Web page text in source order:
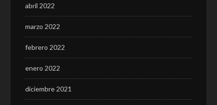
abril 2022
marzo 2022
febrero 2022
enero 2022
diciembre 2021